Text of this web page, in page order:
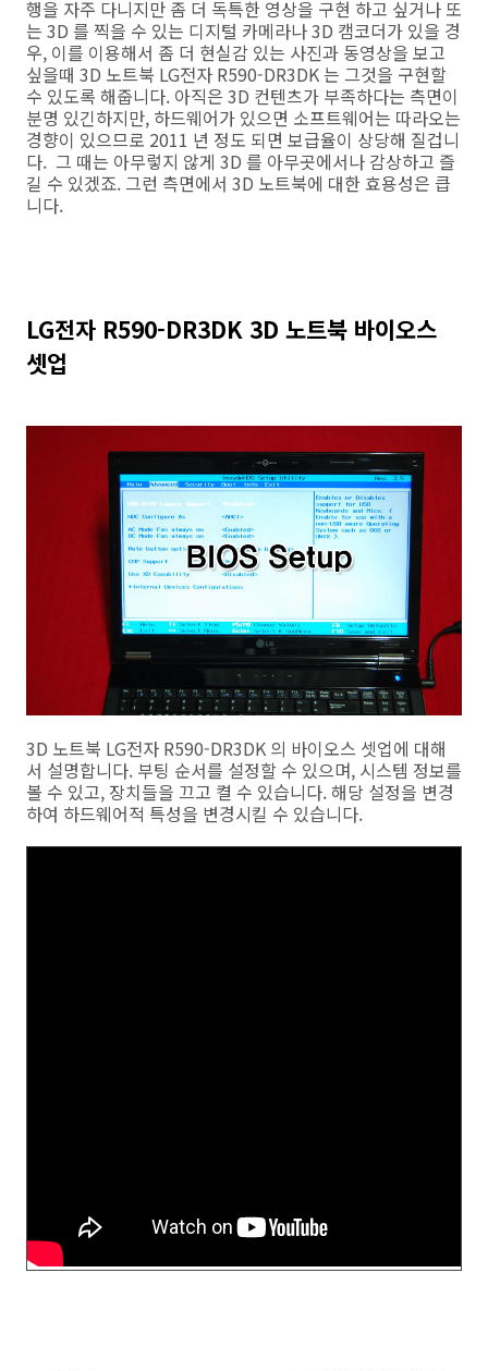
행을 자주 다니지만 좀 더 독특한 영상을 구현 하고 싶거나 또
는 3D 를 찍을 수 있는 디지털 카메라나 3D 캠코더가 있을 경
우, 이를 이용해서 좀 더 현실감 있는 사진과 동영상을 보고
싶을때 3D 노트북 LG전자 R590-DR3DK 는 그것을 구현할
수 있도록 해줍니다. 아직은 3D 컨텐츠가 부족하다는 측면이
분명 있긴하지만, 하드웨어가 있으면 소프트웨어는 따라오는
경향이 있으므로 2011 년 정도 되면 보급율이 상당해 질겁니
다. 그 때는 아무렇지 않게 3D 를 아무곳에서나 감상하고 즐
길 수 있겠죠. 그런 측면에서 3D 노트북에 대한 효용성은 큽
니다.
LG전자 R590-DR3DK 3D 노트북 바이오스
셋업
3D 노트북 LG전자 R590-DR3DK 의 바이오스 셋업에 대해
서 설명합니다. 부팅 순서를 설정할 수 있으며, 시스템 정보를
볼 수 있고, 장치들을 끄고 켤 수 있습니다. 해당 설정을 변경
하여 하드웨어적 특성을 변경시킬 수 있습니다.